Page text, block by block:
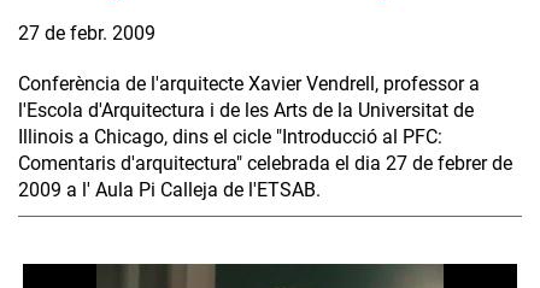
27 de febr. 2009
Conferència de l'arquitecte Xavier Vendrell, professor a
l'Escola d'Arquitectura i de les Arts de la Universitat de
Illinois a Chicago, dins el cicle "Introducció al PFC:
Comentaris d'arquitectura" celebrada el dia 27 de febrer de
2009 a l' Aula Pi Calleja de l'ETSAB.